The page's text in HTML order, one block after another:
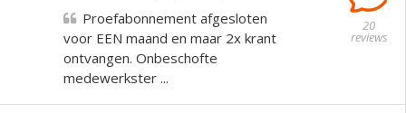
20
reviews
Proefabonnement afgesloten
voor EEN maand en maar 2x krant
ontvangen. Onbeschofte
medewerkster ...